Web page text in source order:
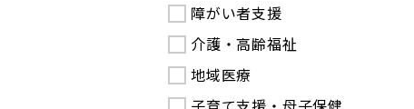
障がい者支援
介護・高齢福祉
地域医療